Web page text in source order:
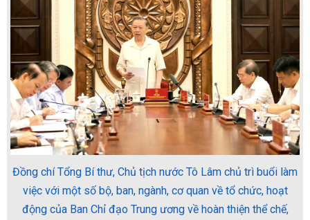
Đồng chí Tổng Bí thư, Chủ tịch nước Tô Lâm chủ trì buổi làm
việc với một số bộ, ban, ngành, cơ quan về tổ chức, hoạt
động của Ban Chỉ đạo Trung ương về hoàn thiện thể chế,